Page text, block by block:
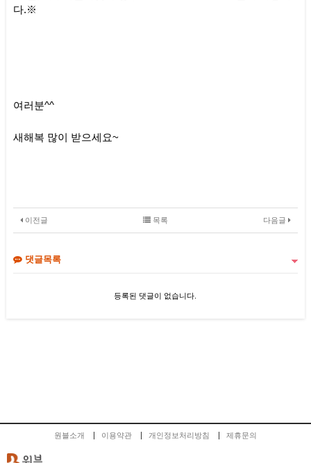
다.※
여러분^^
새해복 많이 받으세요~
이전글 다음글
목록
댓글목록
등록된 댓글이 없습니다.
원블소개 이용약관 개인정보처리방침 제휴문의